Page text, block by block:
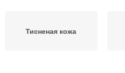
Тисненая кожа